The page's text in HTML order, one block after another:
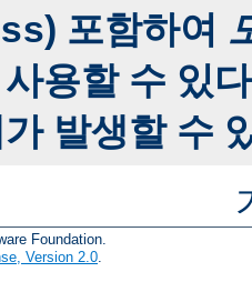
) 포함하여
용할 수 있
발생할 수
Foundation.
Version 2.0.